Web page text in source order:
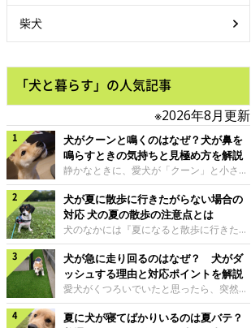
柴犬
「犬と暮らす」の人気記事
※2026年8月更新
犬がクーンと鳴くのはなぜ？犬が鼻を
鳴らすときの気持ちと見極め方を解説
静かなときに、愛犬が「クーン」と小さく
鳴いたり、鼻を鳴らすような音を出したり
することはありませんか？ 大きく吠える
わけではない分、「不安なの？それとも何
かお願いしているの？」と気になる飼い主
さんもいるかもしれません。今回は、犬が
クーンと鳴く理由や鼻鳴らしの背景、見極
め方と対応のポイントなどについて、いぬ
のきもち獣医師相談室の原 駿太朗先生に
伺いました。クーンと鳴くのはどんな気持
ち？いぬのきもち投稿写真ギャラリー犬が
犬が夏に散歩に行きたがらない場合の
対応 犬の夏の散歩の注意点とは
犬のなかには『夏になると散歩に行きたが
らない、歩かなくなる』『暑い季節は散歩
の気配を察すると涼しい部屋から出ようと
しない』など散歩に行きたがらないコもい
るようです。愛犬の運動をさせてあげたい
のに、散歩に行きたがらない。このような
場合はどう対応すればよいのでしょうか？
犬が急に走り回るのはなぜ？ 犬がダ
ッシュする理由と対応ポイントを解説
愛犬がくつろいでいたと思ったら、突然部
屋の中を走り回り始める――そんな様子に
驚いたことはありませんか？ 急な動きに
夏に犬が寝てばかりいるのは夏バテ？